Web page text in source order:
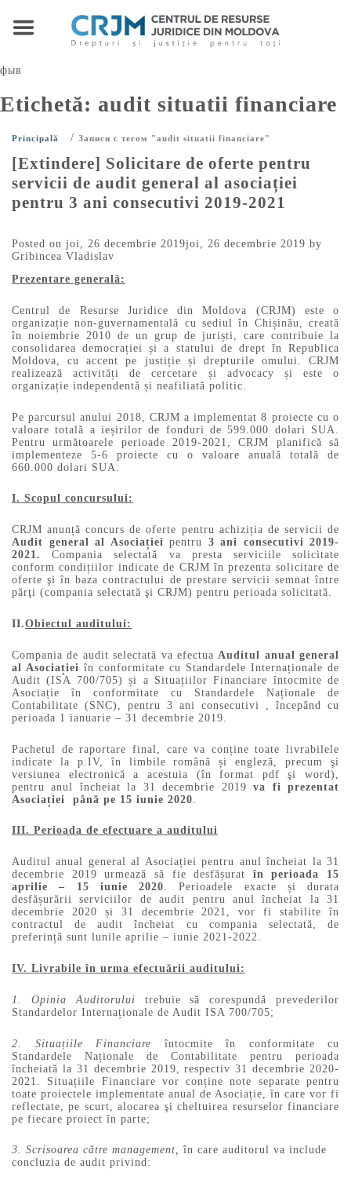
фыв
Etichetă: audit situatii financiare
Principală / Записи с тегом "audit situatii financiare"
[Extindere] Solicitare de oferte pentru
servicii de audit general al asociației
pentru 3 ani consecutivi 2019-2021
Posted on joi, 26 decembrie 2019joi, 26 decembrie 2019 by
Gribincea Vladislav
Prezentare generală:
Centrul de Resurse Juridice din Moldova (CRJM) este o
organizație non-guvernamentală cu sediul în Chișinău, creată
în noiembrie 2010 de un grup de juriști, care contribuie la
consolidarea democrației și a statului de drept în Republica
Moldova, cu accent pe justiție și drepturile omului. CRJM
realizează activități de cercetare și advocacy și este o
organizație independentă și neafiliată politic.
Pe parcursul anului 2018, CRJM a implementat 8 proiecte cu o
valoare totală a ieșirilor de fonduri de 599.000 dolari SUA.
Pentru următoarele perioade 2019-2021, CRJM planifică să
implementeze 5-6 proiecte cu o valoare anuală totală de
660.000 dolari SUA.
I. Scopul concursului:
CRJM anunță concurs de oferte pentru achiziția de servicii de
Audit general al Asociației pentru 3 ani consecutivi 2019-
2021.Compania selectată va presta serviciile solicitate
conform condițiilor indicate de CRJM în prezenta solicitare de
oferte şi în baza contractului de prestare servicii semnat între
părţi (compania selectată şi CRJM) pentru perioada solicitată.
II.Obiectul auditului:
Compania de audit selectată va efectua Auditul anual general
al Asociației în conformitate cu Standardele Internaționale de
Audit (ISA 700/705) și a Situațiilor Financiare întocmite de
Asociație în conformitate cu Standardele Naționale de
Contabilitate (SNC), pentru 3 ani consecutivi , începând cu
perioada 1 ianuarie – 31 decembrie 2019.
Pachetul de raportare final, care va conține toate livrabilele
indicate la p.IV, în limbile română și engleză, precum şi
versiunea electronică a acestuia (în format pdf şi word),
pentru anul încheiat la 31 decembrie 2019va fi prezentat
Asociației până pe 15 iunie 2020
III. Perioada de efectuare a auditului
Auditul anual general al Asociației pentru anul încheiat la 31
decembrie 2019 urmează să fie desfășurat în perioada 15
aprilie – 15 iunie 2020. Perioadele exacte și durata
desfășurării serviciilor de audit pentru anul încheiat la 31
decembrie 2020 și 31 decembrie 2021, vor fi stabilite în
contractul de audit încheiat cu compania selectată, de
preferință sunt lunile aprilie – iunie 2021-2022.
IV. Livrabile în urma efectuării auditului:
1. Opinia Auditorului trebuie să corespundă prevederilor
Standardelor Internaționale de Audit ISA 700/705;
2. Situațiile Financiare întocmite în conformitate cu
Standardele Naționale de Contabilitate pentru perioada
încheiată la 31 decembrie 2019, respectiv 31 decembrie 2020-
2021. Situațiile Financiare vor conține note separate pentru
toate proiectele implementate anual de Asociație, în care vor fi
reflectate, pe scurt, alocarea şi cheltuirea resurselor financiare
pe fiecare proiect în parte;
3. Scrisoarea către management, în care auditorul va include
concluzia de audit privind: